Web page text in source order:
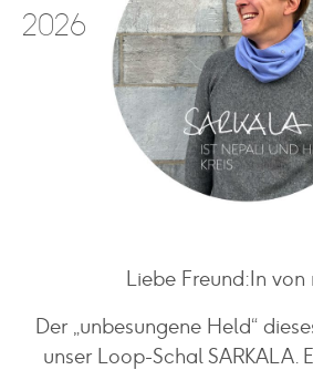
2026
Liebe Freund:In von
Der „unbesungene Held“
unser Loop-Schal SARKALA.